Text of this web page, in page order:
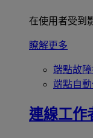
在使用者受到
瞭解更多
端點故
端點自
連線工作